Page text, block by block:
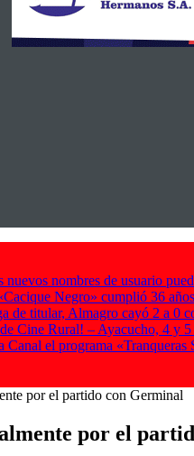
nombres de usuario
Negro» cumplió 36
de titular, Almagro cayó 2 a 0
Cine Rural! – Ayacucho, 4 y 5
Canal el programa «Tranqueras
por el partido con Germinal
por el